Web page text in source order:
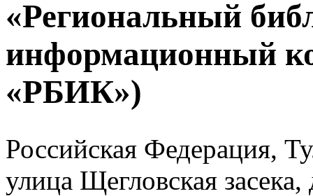
«Региональный
информационный
«РБИК»)
Российская Федерация,
улица Щегловская